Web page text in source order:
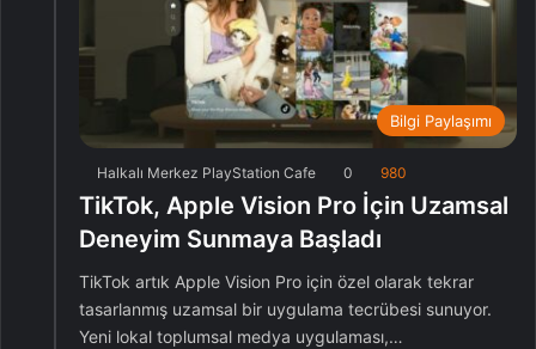
Bilgi Paylaşımı
Halkalı Merkez PlayStation Cafe 0 980
TikTok, Apple Vision Pro İçin Uzamsal
Deneyim Sunmaya Başladı
TikTok artık Apple Vision Pro için özel olarak tekrar
tasarlanmış uzamsal bir uygulama tecrübesi sunuyor.
Yeni lokal toplumsal medya uygulaması,…